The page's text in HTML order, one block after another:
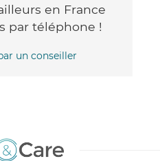
en France
par téléphone !
un conseiller